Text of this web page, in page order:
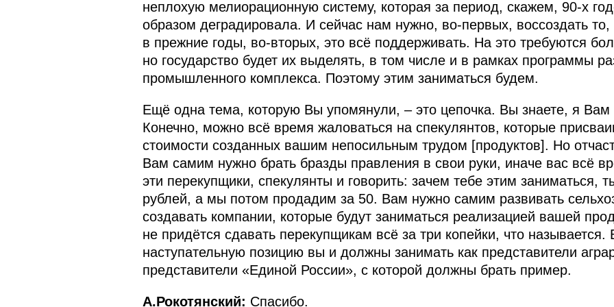
неплохую мелиорационную систему, которая за период, скажем, 90-х
образом деградировала. И сейчас нам нужно, во‑первых, воссоздать
в прежние годы, во‑вторых, это всё поддерживать. На это требуются
но государство будет их выделять, в том числе и в рамках программы
промышленного комплекса. Поэтому этим заниматься будем.
Ещё одна тема, которую Вы упомянули, – это цепочка. Вы знаете, я Вам
Конечно, можно всё время жаловаться на спекулянтов, которые
стоимости созданных вашим непосильным трудом [продуктов]. Но
Вам самим нужно брать бразды правления в свои руки, иначе вас всё
эти перекупщики, спекулянты и говорить: зачем тебе этим заниматься,
рублей, а мы потом продадим за 50. Вам нужно самим развивать
создавать компании, которые будут заниматься реализацией вашей
не придётся сдавать перекупщикам всё за три копейки, что называется.
наступательную позицию вы и должны занимать как представители
представители «Единой России», с которой должны брать пример.
А.Рокотянский: Спасибо.